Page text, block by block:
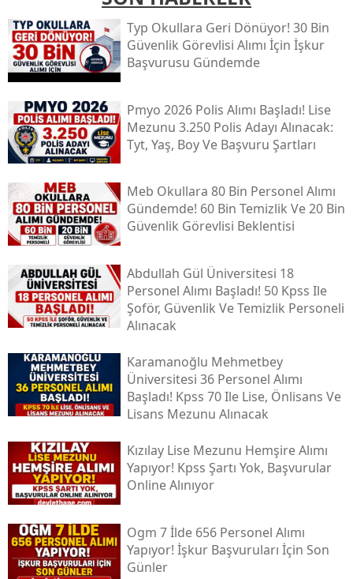
Typ Okullara Geri Dönüyor! 30 Bin
Güvenlik Görevlisi Alımı İçin İşkur
Başvurusu Gündemde
Pmyo 2026 Polis Alımı Başladı! Lise
Mezunu 3.250 Polis Adayı Alınacak:
Tyt, Yaş, Boy Ve Başvuru Şartları
Meb Okullara 80 Bin Personel Alımı
Gündemde! 60 Bin Temizlik Ve 20 Bin
Güvenlik Görevlisi Beklentisi
Abdullah Gül Üniversitesi 18
Personel Alımı Başladı! 50 Kpss Ile
Şoför, Güvenlik Ve Temizlik Personeli
Alınacak
Karamanoğlu Mehmetbey
Üniversitesi 36 Personel Alımı
Başladı! Kpss 70 Ile Lise, Önlisans Ve
Lisans Mezunu Alınacak
Kızılay Lise Mezunu Hemşire Alımı
Yapıyor! Kpss Şartı Yok, Başvurular
Online Alınıyor
Ogm 7 İlde 656 Personel Alımı
Yapıyor! İşkur Başvuruları İçin Son
Günler